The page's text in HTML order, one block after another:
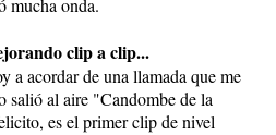
mucha onda.
clip a clip...
a acordar de una llamada que me
al aire "Candombe de la
es el primer clip de nivel